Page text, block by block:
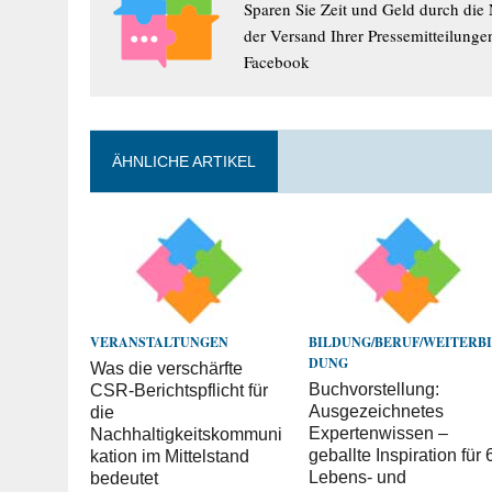
Sparen Sie Zeit und Geld durch
der Versand Ihrer
Facebook
ÄHNLICHE ARTIKEL
VERANSTALTUNGEN
Was die verschärfte
CSR-Berichtspflicht für
die
Nachhaltigkeitskommuni
kation im Mittelstand
bedeutet
BILDUNG/BERUF/
DUNG
Buchvorstellung:
Ausgezeichnetes
Expertenwissen –
geballte Inspiration für
Lebens- und